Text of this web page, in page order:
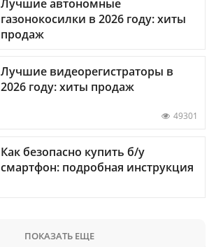
Лучшие автономные
газонокосилки в 2026 году: хиты
продаж
Лучшие видеорегистраторы в
2026 году: хиты продаж
49301
Как безопасно купить б/у
смартфон: подробная инструкция
ПОКАЗАТЬ ЕЩЕ